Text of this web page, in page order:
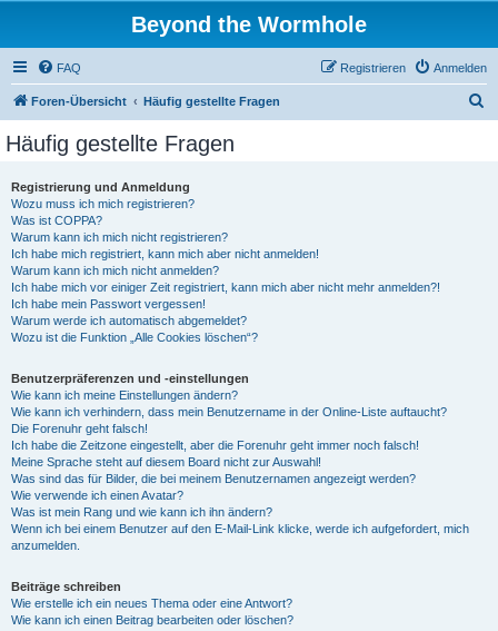
Beyond the Wormhole
FAQ Anmelden
Registrieren
Foren-Übersicht Häufig gestellte Fragen
Häufig gestellte Fragen
Registrierung und Anmeldung
Wozu muss ich mich registrieren?
Was ist COPPA?
Warum kann ich mich nicht registrieren?
Ich habe mich registriert, kann mich aber nicht anmelden!
Warum kann ich mich nicht anmelden?
Ich habe mich vor einiger Zeit registriert, kann mich aber nicht mehr anmelden?!
Ich habe mein Passwort vergessen!
Warum werde ich automatisch abgemeldet?
Wozu ist die Funktion „Alle Cookies löschen“?
Benutzerpräferenzen und -einstellungen
Wie kann ich meine Einstellungen ändern?
Wie kann ich verhindern, dass mein Benutzername in der Online-Liste auftaucht?
Die Forenuhr geht falsch!
Ich habe die Zeitzone eingestellt, aber die Forenuhr geht immer noch falsch!
Meine Sprache steht auf diesem Board nicht zur Auswahl!
Was sind das für Bilder, die bei meinem Benutzernamen angezeigt werden?
Wie verwende ich einen Avatar?
Was ist mein Rang und wie kann ich ihn ändern?
Wenn ich bei einem Benutzer auf den E-Mail-Link klicke, werde ich aufgefordert, mich
anzumelden.
Beiträge schreiben
Wie erstelle ich ein neues Thema oder eine Antwort?
Wie kann ich einen Beitrag bearbeiten oder löschen?